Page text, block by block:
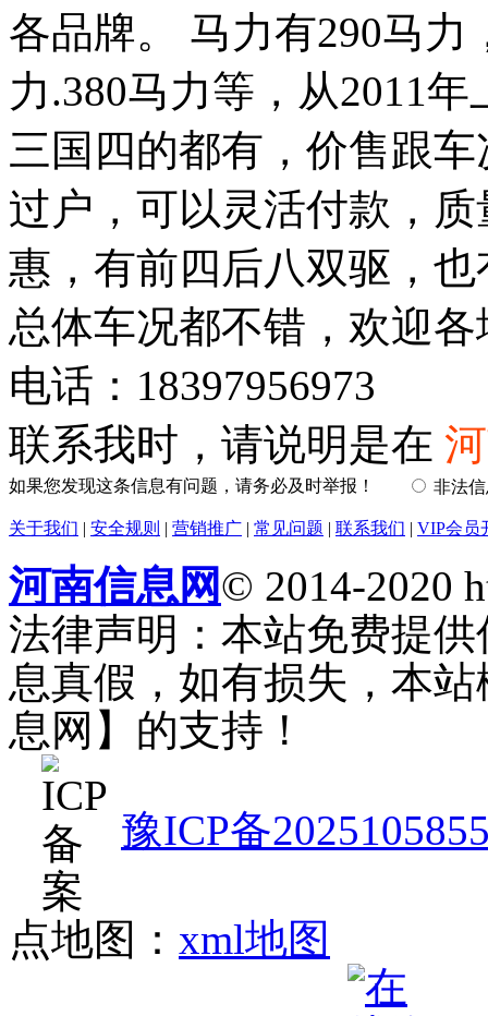
各品牌。 马力有290马力
力.380马力等，从2011
三国四的都有，价售跟
过户，可以灵活付款，
惠，有前四后八双驱，
总体车况都不错，欢迎
电话：18397956973
联系我时，请说明是在
如果您发现这条信息有问题，请务必及时举报！ 非法
关于我们 | 安全规则 | 营销推广 | 常见问题 | 联系我们 | VIP会员
河南信息网© 2014-2020
法律声明：本站免费提
息真假，如有损失，本
息网】的支持！
豫ICP备
点地图： xml地图